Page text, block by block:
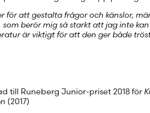
för att gestalta frågor och känslor,
som berör mig så starkt att jag inte
är viktigt för att den ger både
till Runeberg Junior-priset 2018 för
(2017)